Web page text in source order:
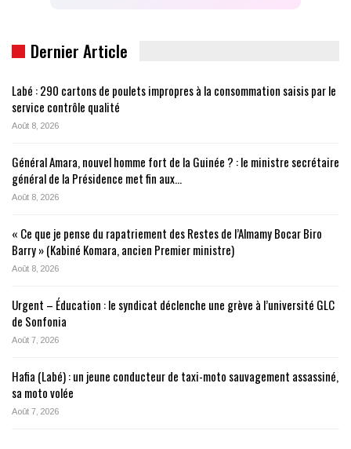
Dernier Article
Labé : 290 cartons de poulets impropres à la consommation saisis par le
service contrôle qualité
Août 8, 2026
Général Amara, nouvel homme fort de la Guinée ? : le ministre secrétaire
général de la Présidence met fin aux…
Août 8, 2026
« Ce que je pense du rapatriement des Restes de l’Almamy Bocar Biro
Barry » (Kabiné Komara, ancien Premier ministre)
Août 8, 2026
Urgent – Éducation : le syndicat déclenche une grève à l’université GLC
de Sonfonia
Août 7, 2026
Hafia (Labé) : un jeune conducteur de taxi-moto sauvagement assassiné,
sa moto volée
Août 7, 2026